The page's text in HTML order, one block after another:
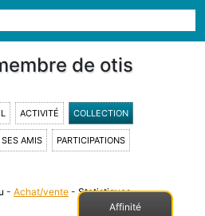
de otis
ACTIVITÉ COLLECTION
SES AMIS PARTICIPATIONS
Affinité
- Achat/vente - Statistiques-